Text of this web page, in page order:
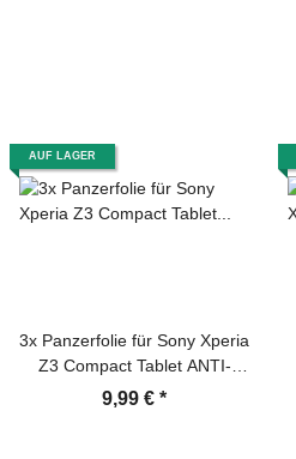
AUF LAGER
3x Panzerfolie für Sony Xperia
Z3 Compact Tablet ANTI-
SCHOCK Displayschutz KLAR
9,99 € *